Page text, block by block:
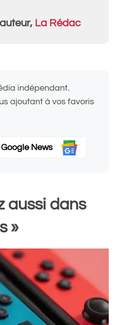
La Rédac
indépendant.
ajoutant à vos favoris
News
aussi dans
»